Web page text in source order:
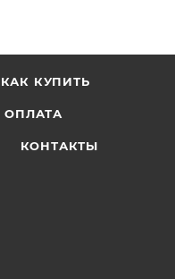
Развивайте город от
КАК КУПИТЬ
ОПЛАТА
КОНТАКТЫ